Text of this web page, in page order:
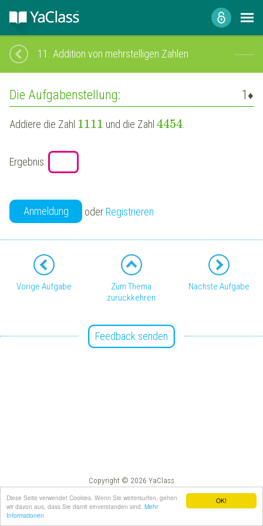
OK!
Diese Seite verwendet Cookies. Wenn Sie weitersurfen, gehen
wir davon aus, dass Sie damit einverstanden sind. Mehr
Informationen
11. Addition von mehrstelligen Zahlen
Die Aufgabenstellung: 1♦
Addiere die Zahl 1111 und die Zahl 4454
Ergebnis:
Anmeldung oder Registrieren
Vorige Aufgabe
Zum Thema
zurückkehren
Nächste Aufgabe
Feedback senden
Copyright © 2026 YaClass
Impressum
AGB